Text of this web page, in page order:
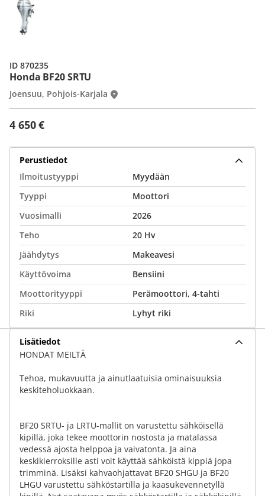
Honda BF20 SRTU
4 650 €
Joensuu, Pohjois-Karjala
ID 870235
Perustiedot
Ilmoitustyyppi
Myydään
Tyyppi
Moottori
Vuosimalli
2026
Teho
20 Hv
Jäähdytys
Makeavesi
Käyttövoima
Bensiini
Moottorityyppi
Perämoottori, 4-tahti
Riki
Lyhyt riki
Lisätiedot
HONDAT MEILTÄ
Tehoa, mukavuutta ja ainutlaatuisia ominaisuuksia
keskiteholuokkaan.
BF20 SRTU- ja LRTU-mallit on varustettu sähköisellä
kipillä, joka tekee moottorin nostosta ja matalassa
vedessä ajosta helppoa ja vaivatonta. Ja aina
keskikierroksille asti voit käyttää sähköistä kippiä jopa
trimminä. Lisäksi kahvaohjattavat BF20 SHGU ja BF20
LHGU varustettu sähköstartilla ja kaasukevennetyllä